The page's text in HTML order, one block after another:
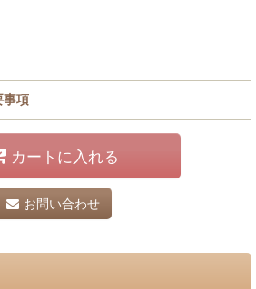
事項
カートに入れる
お問い合わせ